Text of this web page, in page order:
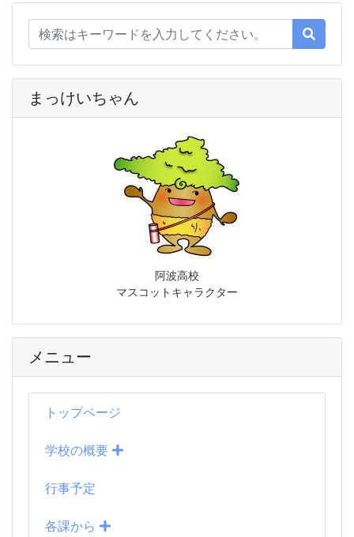
まっけいちゃん
阿波高校
マスコットキャラクター
メニュー
トップページ
学校の概要
行事予定
各課から